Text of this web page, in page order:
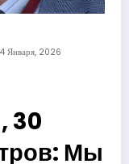
Января, 2026
30
Мы